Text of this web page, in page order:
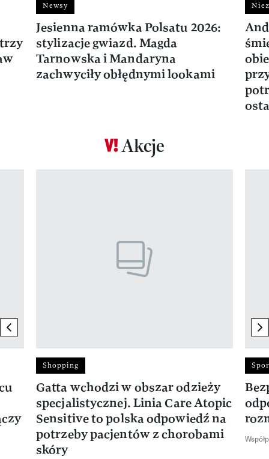
Newsy
Jesienna ramówka Polsatu 2026:
stylizacje gwiazd. Magda
Tarnowska i Mandaryna
zachwyciły obłędnymi lookami
Akcje
previous element
Shopping
Gatta wchodzi w obszar odzieży
specjalistycznej. Linia Care Atopic
Sensitive to polska odpowiedź na
potrzeby pacjentów z chorobami
skóry